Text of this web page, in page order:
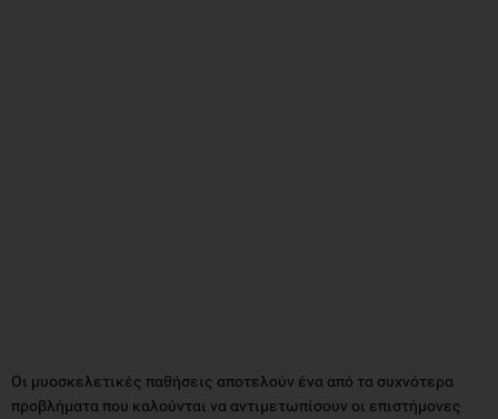
Οι μυοσκελετικές παθήσεις αποτελούν ένα από τα συχνότερα
προβλήματα που καλούνται να αντιμετωπίσουν οι επιστήμονες